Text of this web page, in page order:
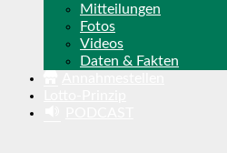
Mitteilungen
Fotos
Videos
Daten & Fakten